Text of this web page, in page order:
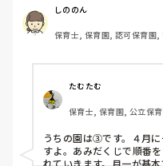
て入職しているはずです
出勤が出来ない方ばかりで
①土曜日の希望休は2日ま
②毎月、必ず土曜保育に
クアップしてもらう
③仮シフトが出た時、土
人を交渉して見つけてもら
上記のいずれかの対策を
しののん
保育士, 保育園, 認可保育園,
たむたむ
保育士, 保育園, 公立保
うちの園は③です。４月
すよ。あみだくじで順番
れていきます。月一が基